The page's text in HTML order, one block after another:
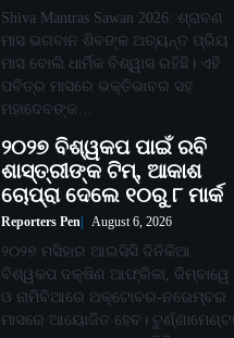
Shiva Mantras Sawan 2026: ଶ୍ରାବଣ
ମାସ ଭଗବାନ ଶିବଙ୍କ ଅତ୍ୟନ୍ତ ପ୍ରିୟ
ମାସ ବୋଲି ଧାର୍ମିକ ବିଶ୍ୱାସ ରହିଛି। ଏହି
ପବିତ୍ର ମାସରେ ଭକ୍ତିଭାବର ସହ
ମହାଦେବଙ୍କ…
୨୦୨୭ ବିଶ୍ୱକପ ପାଇଁ ରବି
ଶାସ୍ତ୍ରୀଙ୍କ ଟିମ୍, ଆକାଶ
ଚୋପ୍ରା ଦେଲେ ୧୦ରୁ ୮ ମାର୍କ
Reporters Pen August 6, 2026
୨୦୨୭ ମସିହାର ଆଇସିସି ଦିନିକିଆ
ବିଶ୍ୱକପ ଦକ୍ଷିଣ ଆଫ୍ରିକା, ଜିମ୍ବାୱେ
ଓ ନାମିବିଆରେ ଅକ୍ଟୋବର-ନଭେମ୍ବର
ମାସରେ ଆୟୋଜିତ ହେବ।